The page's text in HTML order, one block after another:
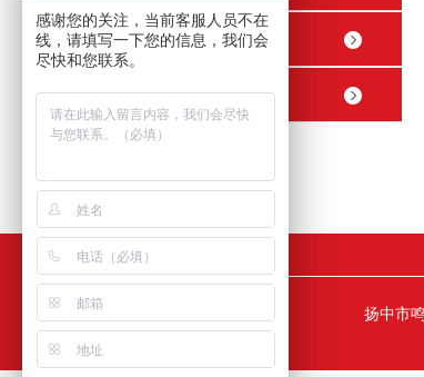
精密内螺纹止回阀
精密球阀
扬中市
感谢您的关注，当前客服人员不在
线，请填写一下您的信息，我们会
尽快和您联系。